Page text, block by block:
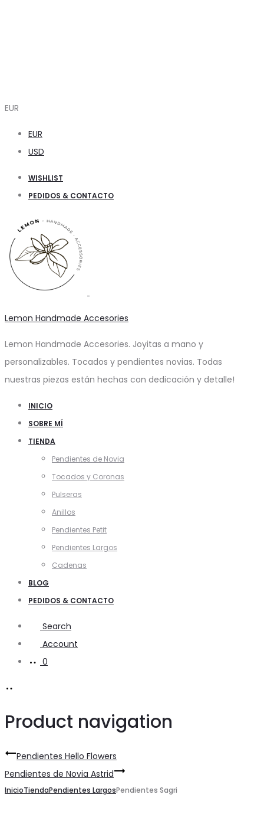
EUR
EUR
USD
WISHLIST
PEDIDOS & CONTACTO
Lemon Handmade Accesories
Lemon Handmade Accesories. Joyitas a mano y
personalizables. Tocados y pendientes novias. Todas
nuestras piezas están hechas con dedicación y detalle!
INICIO
SOBRE MÍ
TIENDA
Pendientes de Novia
Tocados y Coronas
Pulseras
Anillos
Pendientes Petit
Pendientes Largos
Cadenas
BLOG
PEDIDOS & CONTACTO
Search
Account
0
Product navigation
Pendientes Hello Flowers
Pendientes de Novia Astrid
InicioTiendaPendientes LargosPendientes Sagri